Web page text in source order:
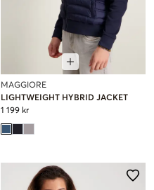
MAGGIORE
LIGHTWEIGHT HYBRID JACKET
1 199 kr